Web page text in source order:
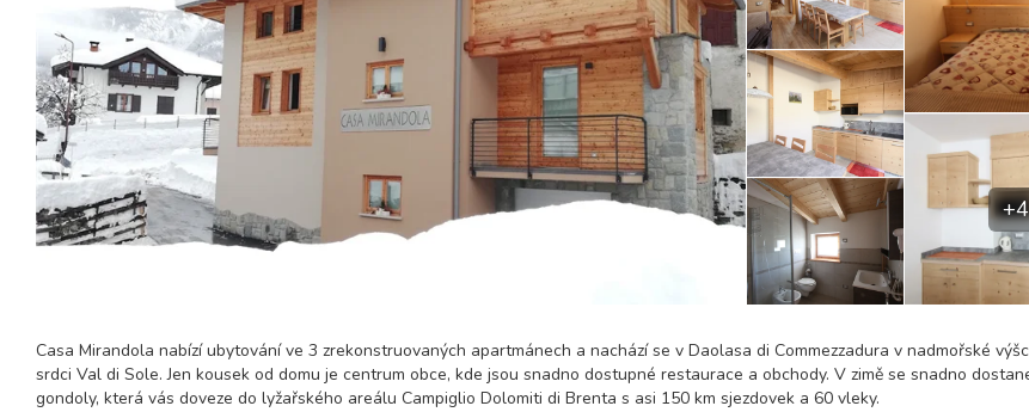
Casa Mirandola nabízí ubytování ve 3 zrekonstruovaných apartmánech a nachází se v Daolasa di Commezzadura v nadmořské
srdci Val di Sole. Jen kousek od domu je centrum obce, kde jsou snadno dostupné restaurace a obchody. V zimě se snadno
gondoly, která vás doveze do lyžařského areálu Campiglio Dolomiti di Brenta s asi 150 km sjezdovek a 60 vleky.